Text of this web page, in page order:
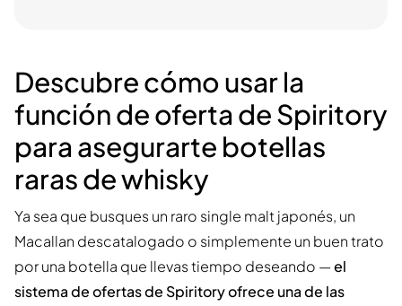
Descubre cómo usar la
función de oferta de Spiritory
para asegurarte botellas
raras de whisky
Ya sea que busques un raro single malt japonés, un
Macallan descatalogado o simplemente un buen trato
por una botella que llevas tiempo deseando —el
sistema de ofertas de Spiritory ofrece una de las